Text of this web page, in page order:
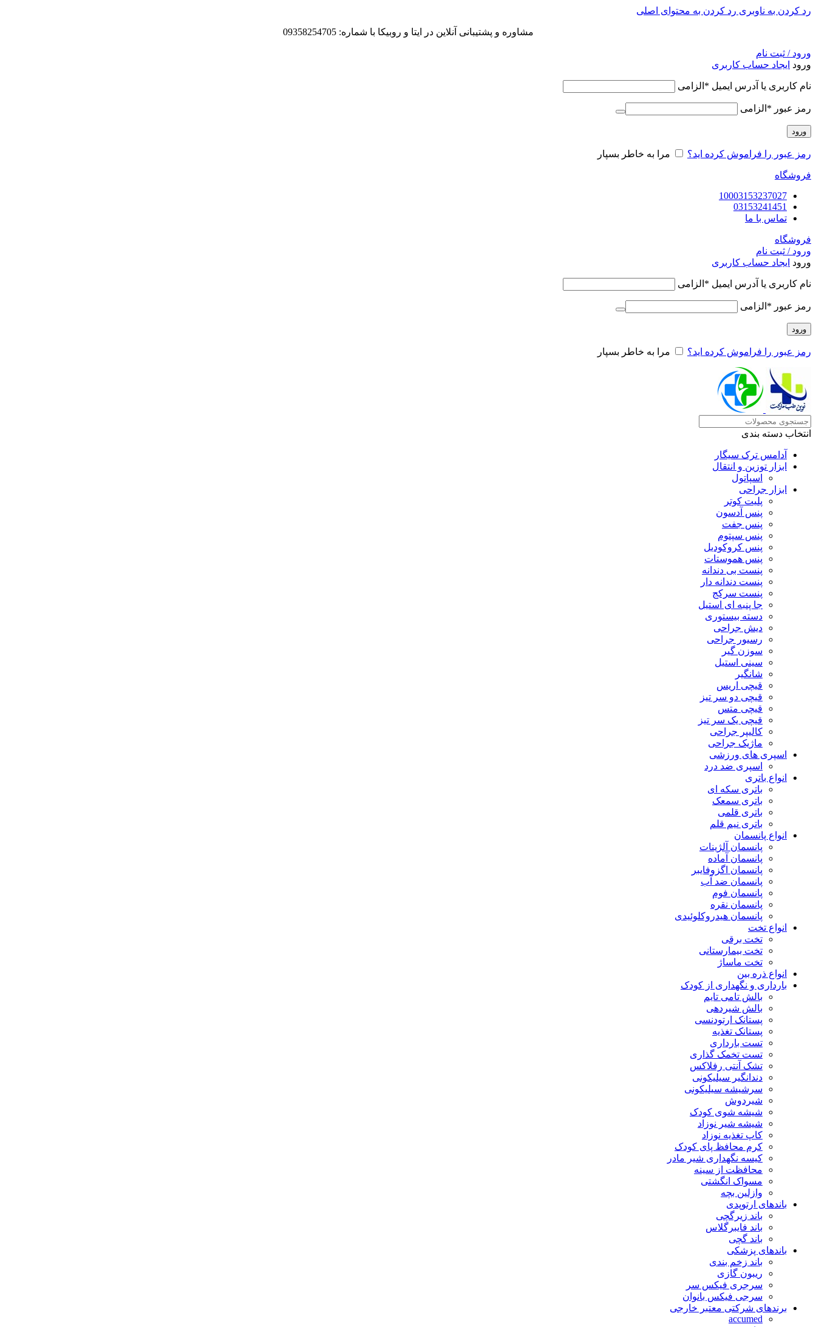
رد کردن به ناوبری رد کردن به محتوای اصلی
مشاوره و پشتیبانی آنلاین در ایتا و روبیکا با شماره: 09358254705
ورود / ثبت نام
ورود ایجاد حساب کاربری
نام کاربری یا آدرس ایمیل * الزامی
رمز عبور * الزامی
ورود
رمز عبور را فراموش کرده اید؟ مرا به خاطر بسپار
فروشگاه
10003153237027
03153241451
تماس با ما
فروشگاه
ورود / ثبت نام
ورود ایجاد حساب کاربری
نام کاربری یا آدرس ایمیل * الزامی
رمز عبور * الزامی
ورود
رمز عبور را فراموش کرده اید؟ مرا به خاطر بسپار
انتخاب دسته بندی
آدامس ترک سیگار
ابزار توزین و انتقال
اسپاتول
ابزار جراحی
پلیت کوتر
پنس آدسون
پنس جفت
پنس سپتوم
پنس کروکودیل
پنس هموستات
پنست بی دندانه
پنست دندانه دار
پنست سرکج
جا پنبه ای استیل
دسته بیستوری
دیش جراحی
رسیور جراحی
سوزن گیر
سینی استیل
شانگیر
قیچی اریس
قیچی دو سر تیز
قیچی متس
قیچی یک سر تیز
کالیپر جراحی
ماژیک جراحی
اسپری های ورزشی
اسپری ضد درد
انواع باتری
باتری سکه ای
باتری سمعک
باتری قلمی
باتری نیم قلم
انواع پانسمان
پانسمان آلژینات
پانسمان آماده
پانسمان اگزوفایبر
پانسمان ضد آب
پانسمان فوم
پانسمان نقره
پانسمان هیدروکلوئیدی
انواع تخت
تخت برقی
تخت بیمارستانی
تخت ماساژ
انواع ذره بین
بارداری و نگهداری از کودک
بالش تامی تایم
بالش شیردهی
پستانک ارتودنسی
پستانک تغذیه
تست بارداری
تست تخمک گذاری
تشک آنتی رفلاکس
دندانگیر سیلیکونی
سرشیشه سیلیکونی
شیردوش
شیشه شوی کودک
شیشه شیر نوزاد
کاپ تغذیه نوزاد
کرم محافظ پای کودک
کیسه نگهداری شیر مادر
محافظت از سینه
مسواک انگشتی
وازلین بچه
باندهای ارتوپدی
باند زیرگچی
باند فایبرگلاس
باند گچی
باندهای پزشکی
باند زخم بندی
ریبون گازی
سرجری فیکس سر
سرجی فیکس بانوان
برندهای شرکتی معتبر خارجی
accumed